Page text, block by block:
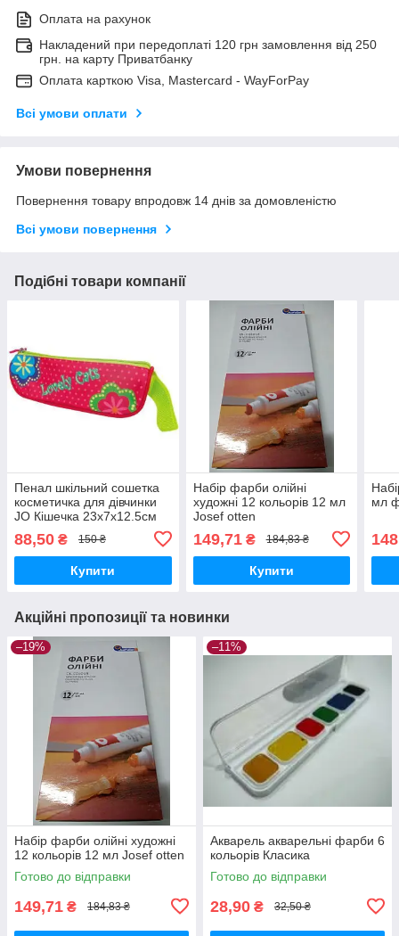
Оплата на рахунок
Накладений при передоплаті 120 грн замовлення від 250
грн. на карту Приватбанку
Оплата карткою Visa, Mastercard - WayForPay
Всі умови оплати
Умови повернення
Повернення товару впродовж 14 днів за домовленістю
Всі умови повернення
Подібні товари компанії
Пенал шкільний сошетка
косметичка для дівчинки
JO Кішечка 23х7х12.5см
Німеччина
88,50 ₴ 150 ₴
Купити
Набір фарби олійні
художні 12 кольорів 12 мл
Josef otten
149,71₴ 184,83 ₴
Купити
мл
Акційні пропозиції та новинки
–19%
Набір фарби олійні художні
12 кольорів 12 мл Josef otten
Готово до відправки
149,71 ₴ 184,83 ₴
–11%
Акварель акварельні фарби 6
кольорів Класика
Готово до відправки
28,90 ₴ 32,50 ₴